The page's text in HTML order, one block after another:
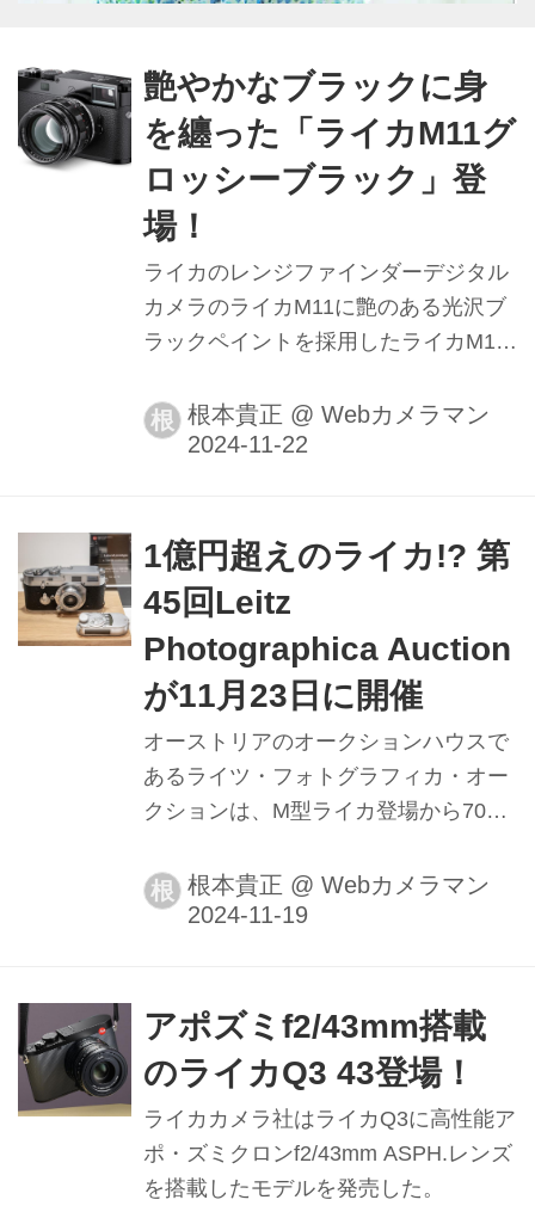
艶やかなブラックに身
を纏った「ライカM11グ
ロッシーブラック」登
場！
ライカのレンジファインダーデジタル
カメラのライカM11に艶のある光沢ブ
ラックペイントを採用したライカM11
ラックペイントが施されたライカ ノク
ティルックスM f1.2/50mm ASPH.グロ
根 根本貴正 @ Webカメラマン
1億円超えのライカ!? 第
45回Leitz
Photographica Auction
が11月23日に開催
オーストリアのオークションハウスで
あるライツ・フォトグラフィカ・オー
クションは、M型ライカ登場から70年
ークションにM型ライカのプロトタイ
プを含む希少なライカを出品。2024年
根 根本貴正 @ Webカメラマン
アポズミf2/43mm搭載
のライカQ3 43登場！
ライカカメラ社はライカQ3に高性能ア
ポ・ズミクロンf2/43mm ASPH.レンズ
を搭載したモデルを発売した。